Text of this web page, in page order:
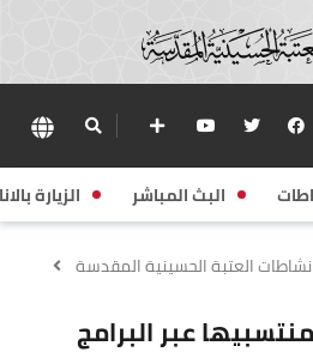
البث المباشر الزيارة
نشاطات العتبة الحسينية المقدسة
عبر البرامج